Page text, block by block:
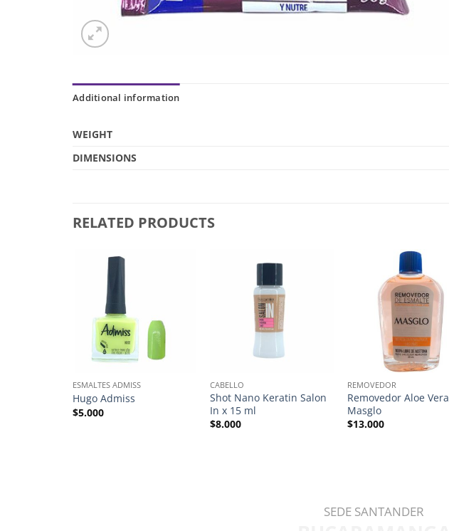
Additional information
WEIGHT
DIMENSIONS
RELATED PRODUCTS
ESMALTES ADMISS
Hugo Admiss
$5.000
CABELLO
Shot Nano Keratin Salon
In x 15 ml
$8.000
REMOVEDOR
Removedor Aloe Vera
Masglo
$13.000
SEDE SANTANDER